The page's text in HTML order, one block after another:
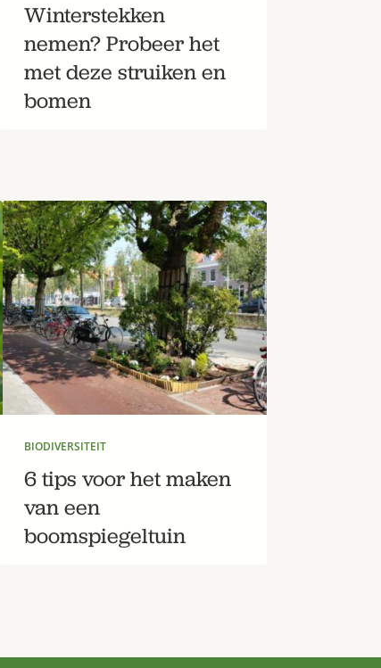
Winterstekken
nemen? Probeer het
met deze struiken en
bomen
BIODIVERSITEIT
6 tips voor het maken
van een
boomspiegeltuin